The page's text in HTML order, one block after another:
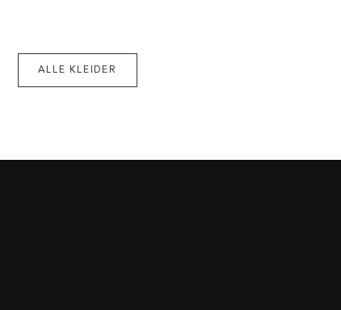
ALLE KLEIDER